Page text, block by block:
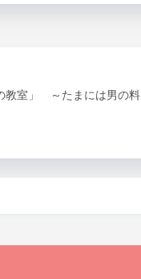
教室」 ～たまには男の料